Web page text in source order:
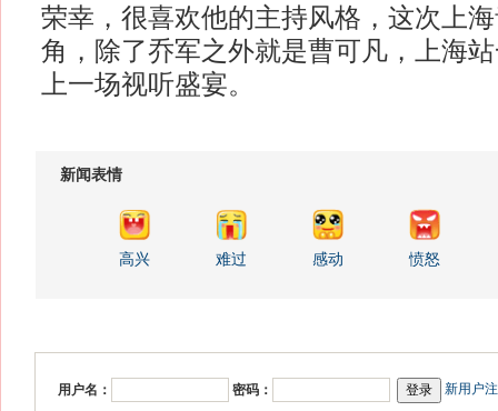
荣幸，很喜欢他的主持风格，这次上
角，除了乔军之外就是曹可凡，上海
上一场视听盛宴。
新闻表情
高兴 难过 感动 愤怒
用户名： 密码： 新用户